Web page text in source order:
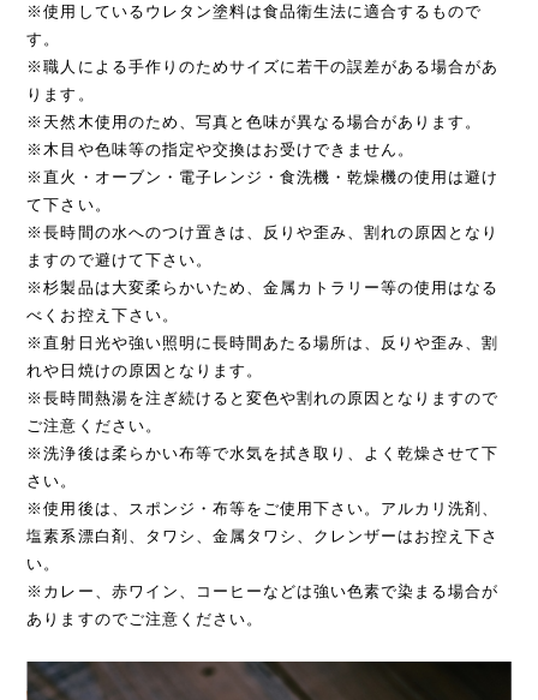
※使用しているウレタン塗料は食品衛生法に適合するもので
す。
※職人による手作りのためサイズに若干の誤差がある場合があ
ります。
※天然木使用のため、写真と色味が異なる場合があります。
※木目や色味等の指定や交換はお受けできません。
※直火・オーブン・電子レンジ・食洗機・乾燥機の使用は避け
て下さい。
※長時間の水へのつけ置きは、反りや歪み、割れの原因となり
ますので避けて下さい。
※杉製品は大変柔らかいため、金属カトラリー等の使用はなる
べくお控え下さい。
※直射日光や強い照明に長時間あたる場所は、反りや歪み、割
れや日焼けの原因となります。
※長時間熱湯を注ぎ続けると変色や割れの原因となりますので
ご注意ください。
※洗浄後は柔らかい布等で水気を拭き取り、よく乾燥させて下
さい。
※使用後は、スポンジ・布等をご使用下さい。アルカリ洗剤、
塩素系漂白剤、タワシ、金属タワシ、クレンザーはお控え下さ
い。
※カレー、赤ワイン、コーヒーなどは強い色素で染まる場合が
ありますのでご注意ください。